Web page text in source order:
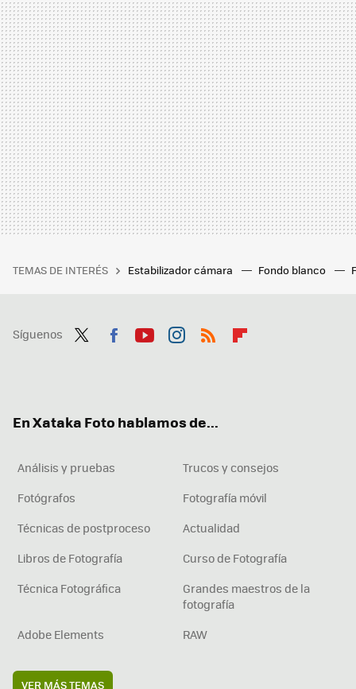
TEMAS DE INTERÉS Estabilizador cámara Fondo blanco
Síguenos
En Xataka Foto hablamos de...
Análisis y pruebas
Trucos y consejos
Fotógrafos
Fotografía móvil
Técnicas de postproceso
Actualidad
Libros de Fotografía
Curso de Fotografía
Técnica Fotográfica
Grandes maestros de la
fotografía
Adobe Elements
RAW
VER MÁS TEMAS